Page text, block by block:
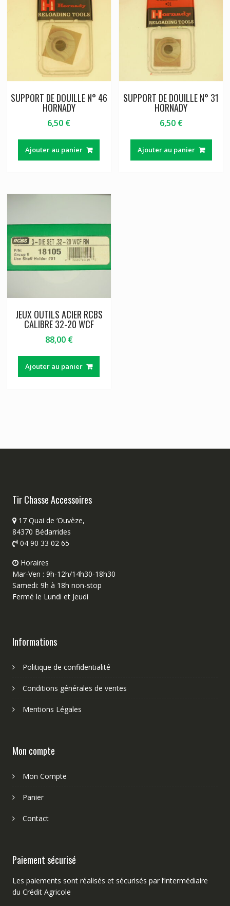
SUPPORT DE DOUILLE N° 46
HORNADY
6,50 €
Ajouter au panier
SUPPORT DE DOUILLE N° 31
HORNADY
6,50 €
Ajouter au panier
JEUX OUTILS ACIER RCBS
CALIBRE 32-20 WCF
88,00 €
Ajouter au panier
Tir Chasse Accessoires
17 Quai de ‘Ouvèze,
84370 Bédarrides
04 90 33 02 65
Horaires
Mar-Ven : 9h-12h/14h30-18h30
Samedi: 9h à 18h non-stop
Fermé le Lundi et Jeudi
Informations
Politique de confidentialité
Conditions générales de ventes
Mentions Légales
Mon compte
Mon Compte
Panier
Contact
Paiement sécurisé
Les paiements sont réalisés et sécurisés par l’intermédiaire
du Crédit Agricole